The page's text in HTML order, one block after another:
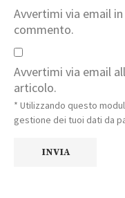
Avvertimi via email
commento.
Avvertimi via email
articolo.
* Utilizzando questo
gestione dei tuoi dati da